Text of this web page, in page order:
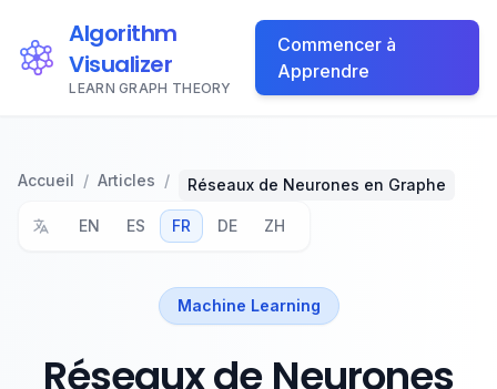
Algorithm
Visualizer
LEARN GRAPH THEORY
Commencer à
Apprendre
Accueil / Articles / Réseaux de Neurones en Graphe
EN ES FR DE ZH
Machine Learning
Réseaux de Neurones